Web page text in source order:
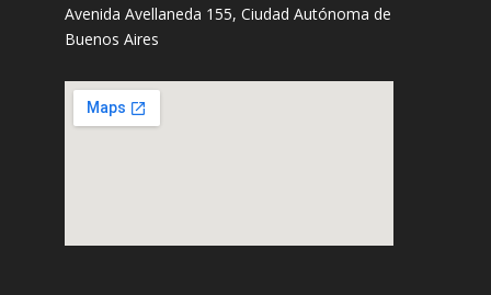
Avenida Avellaneda 155, Ciudad Autónoma de
Buenos Aires